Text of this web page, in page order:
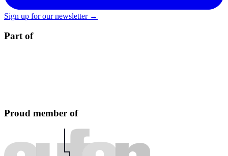
Sign up for our newsletter →
Part of
Proud member of